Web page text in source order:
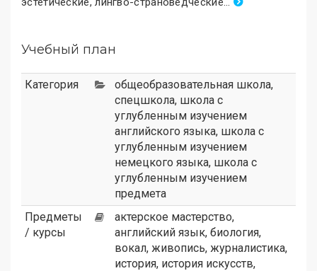
Учебный план
Категория общеобразовательная школа,
спецшкола, школа с
углубленным изучением
английского языка, школа с
углубленным изучением
немецкого языка, школа с
углубленным изучением
предмета
Предметы
/ курсы
актерское мастерство,
английский язык, биология,
вокал, живопись, журналистика,
история, история искусств,